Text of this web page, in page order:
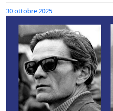
30 ottobre 2025